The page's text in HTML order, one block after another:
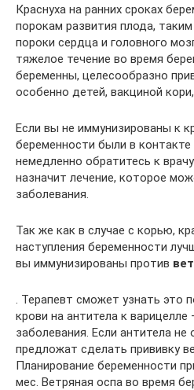
Краснуха на ранних сроках
порокам развития плода, таким
пороки сердца и головного
тяжелое течение во время
беременны, целесообразно
особенно детей, вакциной
Если вы не иммунизированы к
беременности были в
немедленно обратитесь к
назначит лечение, которое
заболевания.
Так же как в случае с корью,
наступления беременности
вы иммунизированы против
. Терапевт сможет узнать это
крови на антитела к
заболевания. Если антитела
предложат сделать прививку
Планирование беременности
мес. Ветряная оспа во время